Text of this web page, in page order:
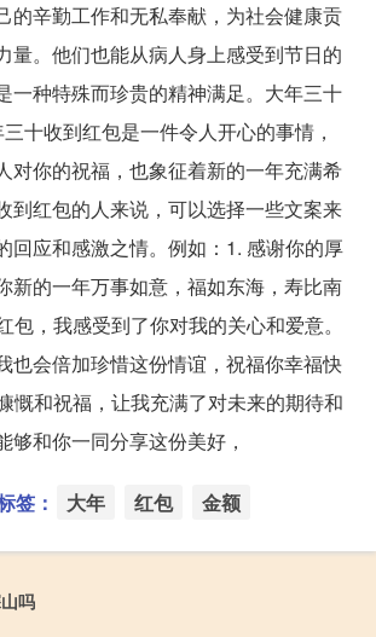
的辛勤工作和无私奉献，为社会健康贡
量。他们也能从病人身上感受到节日的
一种特殊而珍贵的精神满足。大年三十
十收到红包是一件令人开心的事情，
对你的祝福，也象征着新的一年充满希
到红包的人来说，可以选择一些文案来
回应和感激之情。例如：1. 感谢你的厚
新的一年万事如意，福如东海，寿比南
包，我感受到了你对我的关心和爱意。
也会倍加珍惜这份情谊，祝福你幸福快
慨和祝福，让我充满了对未来的期待和
够和你一同分享这份美好，
签： 大年 红包 金额
吗